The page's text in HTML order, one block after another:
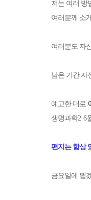
저는 여러 방
여러분께 소
여러분도 자
남은 기간 자
예고한 대로
생명과학2 6
편지는 항상
금요일에 뵙